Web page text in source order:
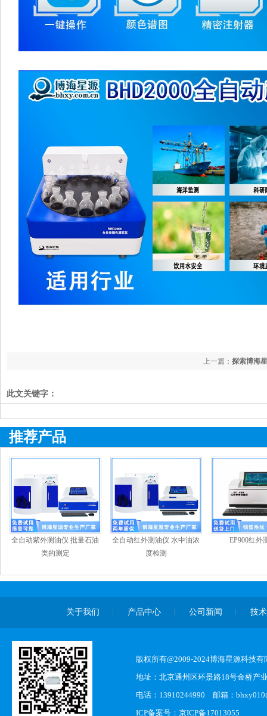
上一篇： 探索博海
此文关键字：
推荐产品
全自动紫外测油仪 批量石油
类的测定
全自动红外测油仪 水中油浓
度检测
EP900红外
关于我们 产品中心 公司新闻 技
版权所有@2009-2024博海星源科技有
地址：北京通州区环景路18号金桥产
电话：13910244990 邮箱：
ICP备案号： 京ICP备17013055